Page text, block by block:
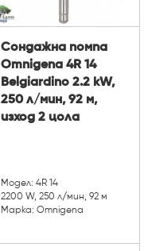
Сондажна помпа
Omnigena 4R 14
Belgiardino 2.2 kW,
250 л/мин, 92 м,
изход 2 цола
Модел: 4R 14
2200 W, 250 л/мин, 92 м
Марка: Omnigena